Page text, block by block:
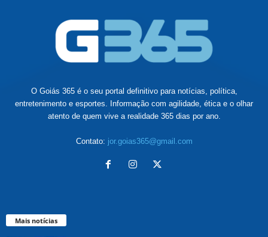
O Goiás 365 é o seu portal definitivo para notícias, política,
entretenimento e esportes. Informação com agilidade, ética e o olhar
atento de quem vive a realidade 365 dias por ano.
Contato: jor.goias365@gmail.com
Mais notícias